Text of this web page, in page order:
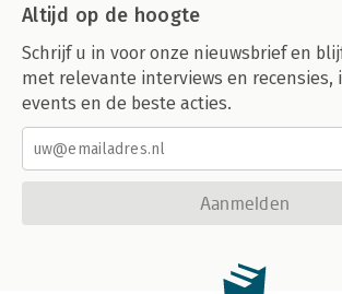
Altijd op de hoogte
Schrijf u in voor onze nieuwsbrief en
met relevante interviews en recensies,
events en de beste acties.
Aanmelden